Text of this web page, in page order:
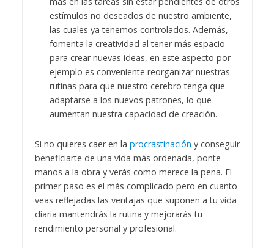
estímulos no deseados de nuestro ambiente,
las cuales ya tenemos controlados. Además,
fomenta la creatividad al tener más espacio
para crear nuevas ideas, en este aspecto por
ejemplo es conveniente reorganizar nuestras
rutinas para que nuestro cerebro tenga que
adaptarse a los nuevos patrones, lo que
aumentan nuestra capacidad de creación.
Si no quieres caer en la procrastinación y conseguir
beneficiarte de una vida más ordenada, ponte
manos a la obra y verás como merece la pena. El
primer paso es el más complicado pero en cuanto
veas reflejadas las ventajas que suponen a tu vida
diaria mantendrás la rutina y mejorarás tu
rendimiento personal y profesional.